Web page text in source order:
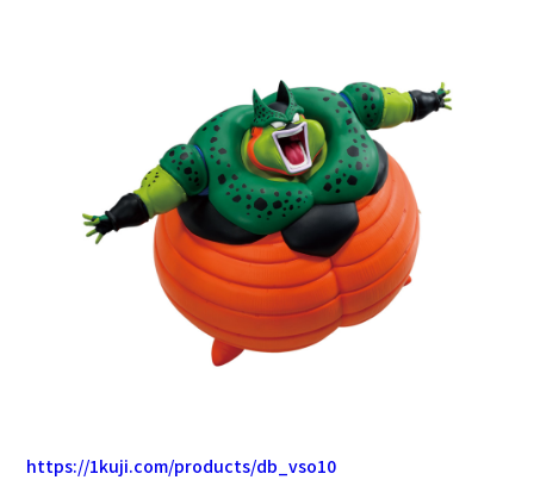
https://1kuji.com/products/db_vso10